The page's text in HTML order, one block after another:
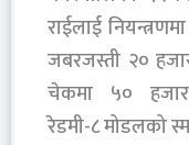
राईलाई
जबरजस्ती २०
चेकमा ५०
रेडमी-८ मोडलको